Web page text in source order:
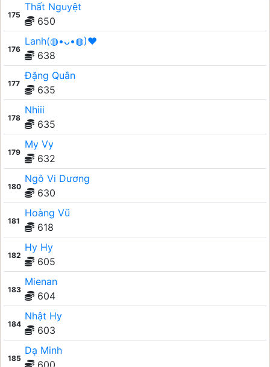
175
Thất Nguyệt
650
176
Lanh(◍•ᴗ•◍)❤
638
177
Đặng Quân
635
178
Nhiii
635
179
My Vy
632
180
Ngô Vi Dương
630
181
Hoàng Vũ
618
182
Hy Hy
605
183
Mienan
604
184
Nhật Hy
603
185
Dạ Minh
600